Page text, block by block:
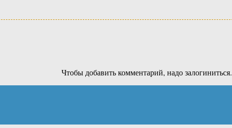
Чтобы добавить комментарий, надо залогиниться.